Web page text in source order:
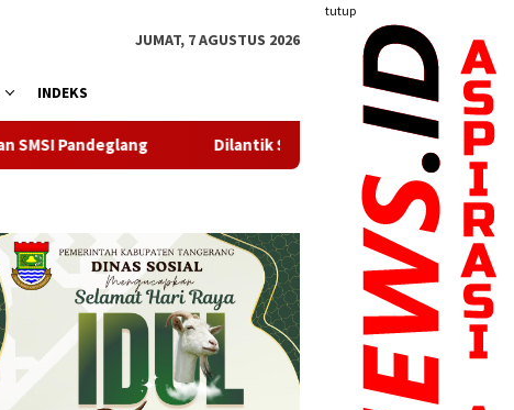
tutup
JUMAT, 7 AGUSTUS 2026
INDEKS
Dilantik Serentak, TP PKK, Bunda PAUD dan Bunda Posyandu